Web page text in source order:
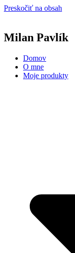
Preskočiť na obsah
Milan Pavlík
Domov
O mne
Moje produkty